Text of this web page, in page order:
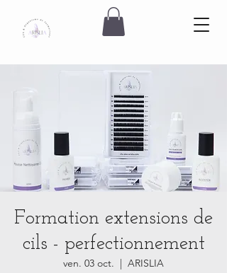
Formation extensions de
cils - perfectionnement
ven. 03 oct.
  |
ARISLIA